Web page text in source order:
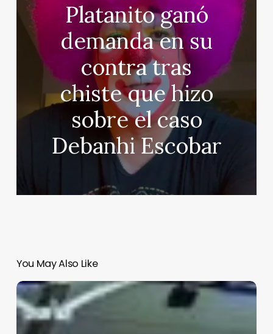
Platanito ganó
demanda en su
contra tras
chiste que hizo
sobre el caso
Debanhi Escobar
You May Also Like
¿Por
qué
ocurren